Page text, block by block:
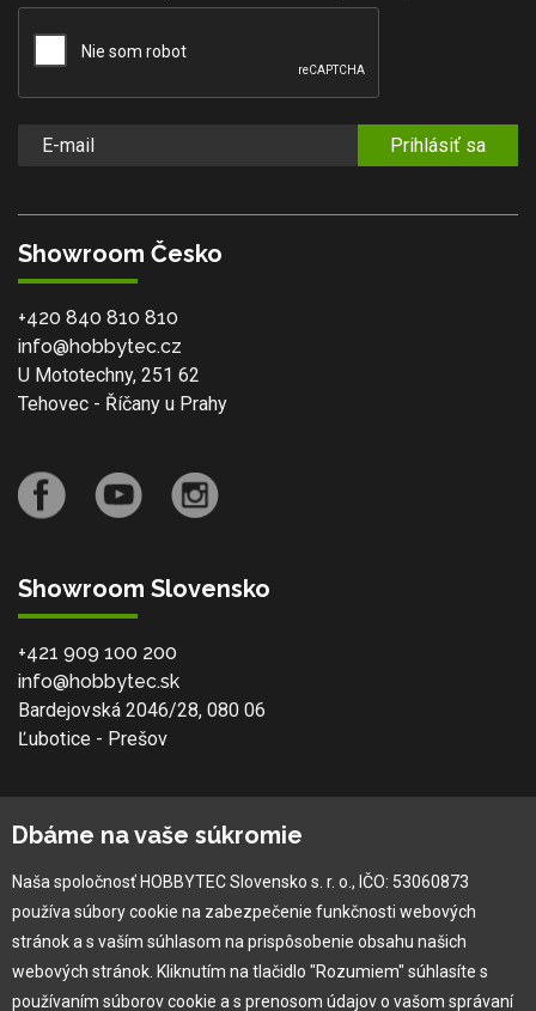
Prihlásiť sa
Showroom Česko
+420 840 810 810
info@hobbytec.cz
U Mototechny, 251 62
Tehovec - Říčany u Prahy
Showroom Slovensko
+421 909 100 200
info@hobbytec.sk
Bardejovská 2046/28, 080 06
Ľubotice - Prešov
Ochranná známka
Vlastná výroba
Náš Hobbytec tím
Kontaktné údaje
Naša história
Dbáme na vaše súkromie
Naša spoločnosť HOBBYTEC Slovensko s. r. o., IČO: 53060873
používa súbory cookie na zabezpečenie funkčnosti webových
stránok a s vaším súhlasom na prispôsobenie obsahu našich
webových stránok. Kliknutím na tlačidlo "Rozumiem" súhlasíte s
používaním súborov cookie a s prenosom údajov o vašom správaní